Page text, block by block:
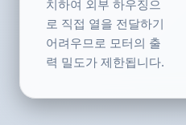
회전하는 회전자에 위
치하여 외부 하우징으
로 직접 열을 전달하기
어려우므로 모터의 출